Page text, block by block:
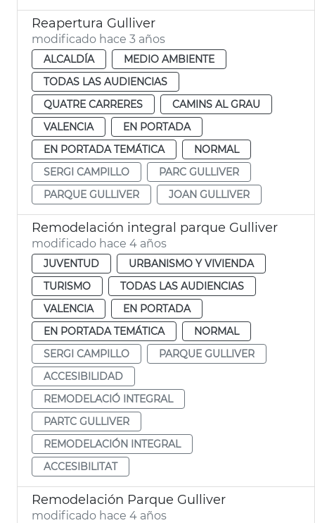
Reapertura Gulliver
modificado hace 3 años
ALCALDÍA
MEDIO AMBIENTE
TODAS LAS AUDIENCIAS
QUATRE CARRERES
CAMINS AL GRAU
VALENCIA
EN PORTADA
EN PORTADA TEMÁTICA
NORMAL
SERGI CAMPILLO
PARC GULLIVER
PARQUE GULLIVER
JOAN GULLIVER
Remodelación integral parque Gulliver
modificado hace 4 años
JUVENTUD
URBANISMO Y VIVIENDA
TURISMO
TODAS LAS AUDIENCIAS
VALENCIA
EN PORTADA
EN PORTADA TEMÁTICA
NORMAL
SERGI CAMPILLO
PARQUE GULLIVER
ACCESIBILIDAD
REMODELACIÓ INTEGRAL
PARTC GULLIVER
REMODELACIÓN INTEGRAL
ACCESIBILITAT
Remodelación Parque Gulliver
modificado hace 4 años